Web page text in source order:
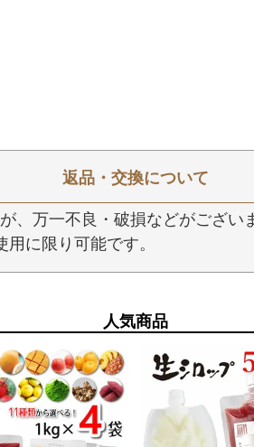
返品・交換について
、万一不良・破損などがござ
に限り可能です。
人気商品